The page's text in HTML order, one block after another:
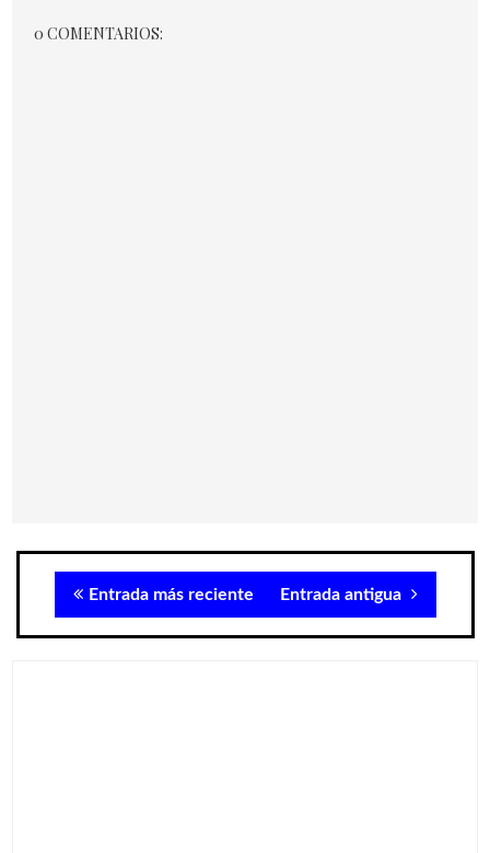
0 COMENTARIOS:
Entrada más reciente Entrada antigua